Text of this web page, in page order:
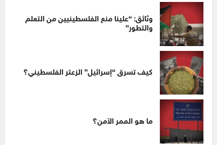
وثائق: “علينا منع الفلسطينيين من التعلم
والتطور”
كيف تسرق “إسرائيل” الزعتر الفلسطيني؟
ما هو الممر الآمن؟